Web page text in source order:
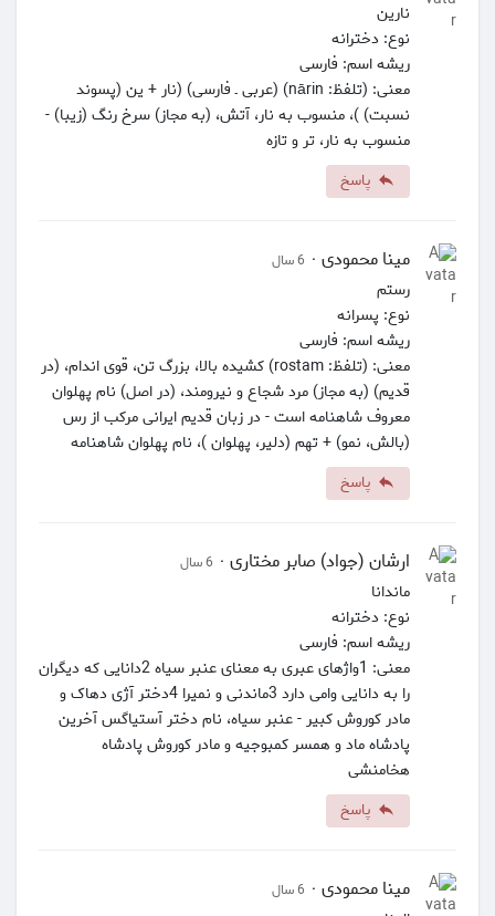
نارین
نوع: دخترانه
ریشه اسم: فارسی
معنی: (تلفظ: nārin) (عربی ـ فارسی) (نار + ین (پسوند
نسبت) )، منسوب به نار، آتش، (به مجاز) سرخ رنگ (زیبا) -
منسوب به نار، تر و تازه
پاسخ
مینا محمودی · 6 سال
رستم
نوع: پسرانه
ریشه اسم: فارسی
معنی: (تلفظ: rostam) کشیده بالا، بزرگ تن، قوی اندام، (در
قدیم) (به مجاز) مرد شجاع و نیرومند، (در اصل) نام پهلوان
معروف شاهنامه است - در زبان قدیم ایرانی مرکب از رس
(بالش، نمو) + تهم (دلیر، پهلوان )، نام پهلوان شاهنامه
پاسخ
ارشان (جواد) صابر مختاری · 6 سال
ماندانا
نوع: دخترانه
ریشه اسم: فارسی
معنی: 1واژهای عبری به معنای عنبر سیاه 2دانایی که دیگران
را به دانایی وامی دارد 3ماندنی و نمیرا 4دختر آژی دهاک و
مادر کوروش کبیر - عنبر سیاه، نام دختر آستیاگس آخرین
پادشاه ماد و همسر کمبوجیه و مادر کوروش پادشاه
هخامنشی
پاسخ
مینا محمودی · 6 سال